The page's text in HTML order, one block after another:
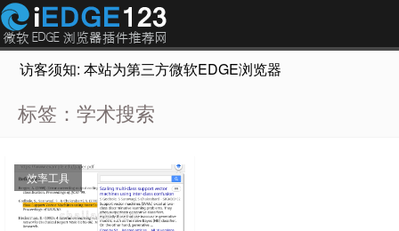
访客须知: 本站为第三方微软EDGE浏览器插件推荐网站，
标签：学术搜索
效率工具